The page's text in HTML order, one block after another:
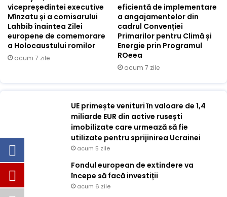
vicepreședintei executive
Mînzatu și a comisarului
Lahbib înaintea Zilei
europene de comemorare
a Holocaustului romilor
acum 7 zile
eficientă de implementare
a angajamentelor din
cadrul Convenției
Primarilor pentru Climă și
Energie prin Programul
ROeea
acum 7 zile
UE primește venituri în valoare de 1,4
miliarde EUR din active rusești
imobilizate care urmează să fie
utilizate pentru sprijinirea Ucrainei
acum 5 zile
Fondul european de extindere va
începe să facă investiții
acum 6 zile